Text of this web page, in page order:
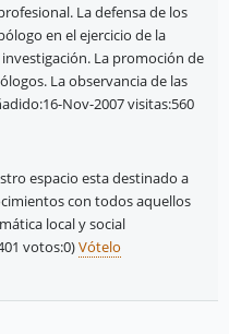
La defensa de los
en el ejercicio de la
La promoción de
La observancia de las
Nov-2007 visitas:560
espacio esta destinado a
con todos aquellos
local y social
votos:0)Vótelo